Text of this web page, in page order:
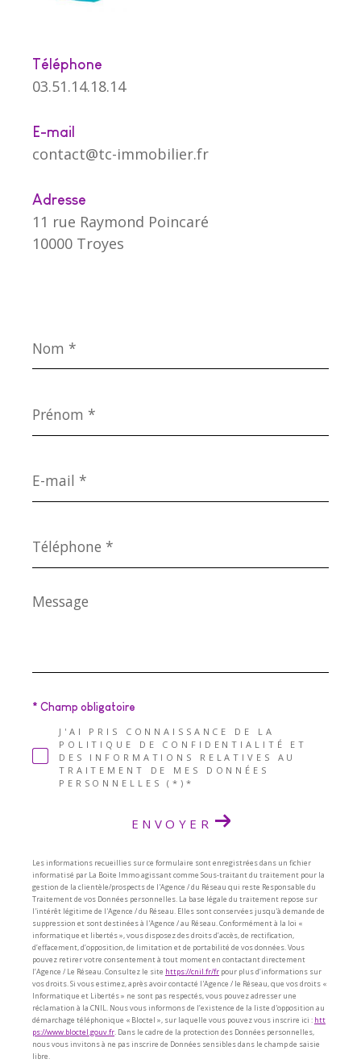
Téléphone
03.51.14.18.14
E-mail
contact@tc-immobilier.fr
Adresse
11 rue Raymond Poincaré
10000 Troyes
*
*
mail
*
*
Message
*
J'AI PRIS CONNAISSANCE DE LA
POLITIQUE DE CONFIDENTIALITÉ ET
DES INFORMATIONS RELATIVES AU
TRAITEMENT DE MES DONNÉES
PERSONNELLES (*)*
* Champ obligatoire
ENVOYER
Les informations recueillies sur ce formulaire sont enregistrées dans un fichier
informatisé par La Boite Immo agissant comme Sous-traitant du traitement pour la
gestion de la clientèle/prospects de l'Agence / du Réseau qui reste Responsable du
Traitement de vos Données personnelles. La base légale du traitement repose sur
l'intérêt légitime de l'Agence / du Réseau. Elles sont conservées jusqu'à demande de
suppression et sont destinées à l'Agence / au Réseau. Conformément à la loi «
informatique et libertés », vous disposez des droits d’accès, de rectification,
d’effacement, d’opposition, de limitation et de portabilité de vos données. Vous
pouvez retirer votre consentement à tout moment en contactant directement
l’Agence / Le Réseau. Consultez le site https://cnil.fr/fr pour plus d’informations sur
vos droits. Si vous estimez, après avoir contacté l'Agence / le Réseau, que vos droits «
Informatique et Libertés » ne sont pas respectés, vous pouvez adresser une
réclamation à la CNIL. Nous vous informons de l’existence de la liste d'opposition au
démarchage téléphonique « Bloctel », sur laquelle vous pouvez vous inscrire ici : htt
ps://www.bloctel.gouv.fr. Dans le cadre de la protection des Données personnelles,
nous vous invitons à ne pas inscrire de Données sensibles dans le champ de saisie
libre.